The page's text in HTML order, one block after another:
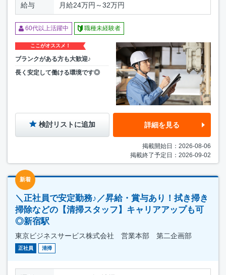
給与 月給24万円～32万円
60代以上活躍中 職種未経験者
ここがオススメ！
ブランクがある方も大歓迎♪
長く安定して働ける環境です◎
検討リストに追加 詳細を見る
掲載開始日：2026-08-06
掲載終了予定日：2026-09-02
新着
＼正社員で安定勤務♪／昇給・賞与あり！拭き掃き
掃除などの【清掃スタッフ】キャリアアップも可
◎新宿駅
東京ビジネスサービス株式会社 営業本部 第二企画部
正社員 清掃